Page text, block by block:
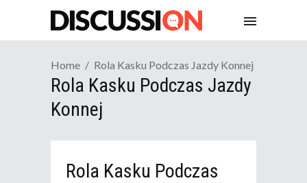
Home Rola Kasku Podczas Jazdy Konnej
Rola Kasku Podczas Jazdy
Konnej
Rola Kasku Podczas